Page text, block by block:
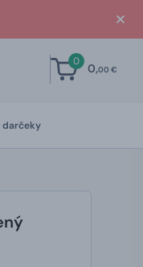
0 0,00 €
darčeky